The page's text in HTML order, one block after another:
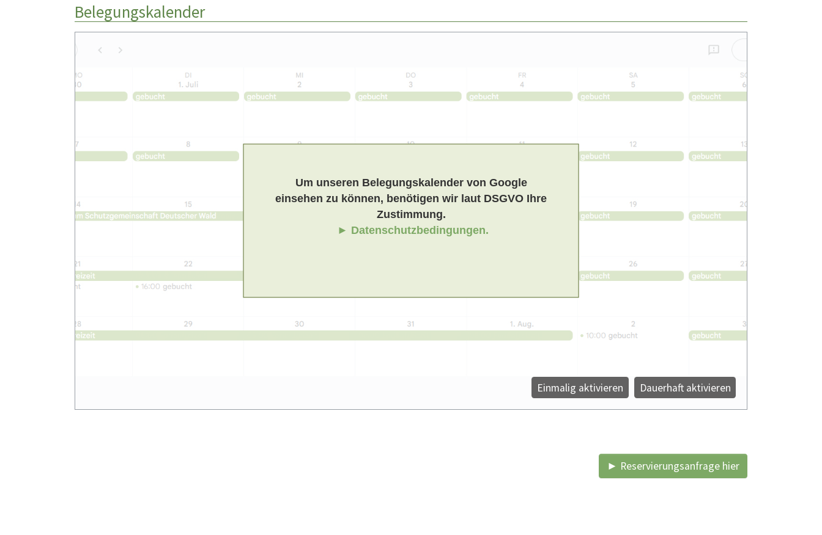
Belegungskalender
Um unseren Belegungskalender von Google
einsehen zu können, benötigen wir laut DSGVO Ihre
Zustimmung.
► Datenschutzbedingungen.
Einmalig aktivieren Dauerhaft aktivieren
► Reservierungsanfrage hier